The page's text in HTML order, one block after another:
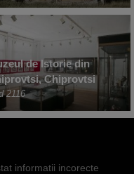
de Istorie din
Chiprovtsi
2116
informatii incorecte